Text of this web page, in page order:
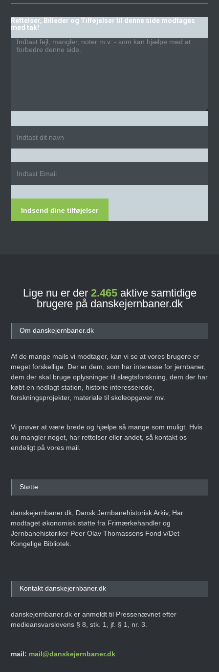
Rettelser, Billeder og Tilføjelser til denne side modtages
med tak!
Indsend dine tilføjelser
Lige nu er der 2.465aktive samtidige
brugere på danskejernbaner.dk
Om danskejernbaner.dk
Af de mange mails vi modtager, kan vi se at vores brugere er
meget forskellige. Der er dem, som har interesse for jernbaner,
dem der skal bruge oplysninger til slægtsforskning, dem der har
købt en nedlagt station, historie interesserede,
forskningsprojekter, materiale til skoleopgaver mv.
Vi prøver at være brede og hjælpe så mange som muligt. Hvis
du mangler noget, har rettelser eller andet, så kontakt os
endeligt på vores mail.
Støtte
danskejernbaner.dk, Dansk Jernbanehistorisk Arkiv, Har
modtaget økonomisk støtte fra Frimærkehandler og
Jernbanehistoriker Peer Olav Thomassens Fond v/Det
Kongelige Bibliotek.
Kontakt danskejernbaner.dk
danskejernbaner.dk er anmeldt til Pressenævnet efter
medieansvarslovens § 8, stk. 1, jf. § 1, nr. 3.
mail: mail@danskejernbaner.dk